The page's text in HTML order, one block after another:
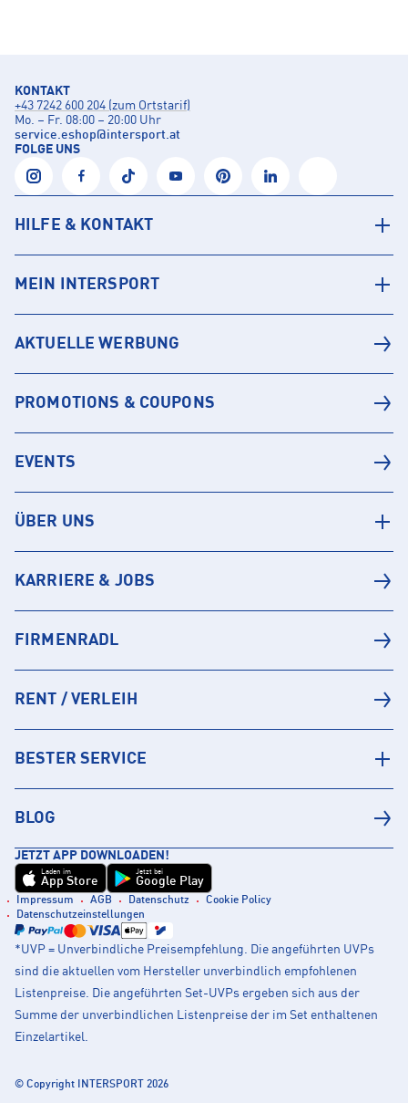
KONTAKT
+43 7242 600 204 (zum Ortstarif)
Mo. – Fr. 08:00 – 20:00 Uhr
service.eshop@intersport.at
FOLGE UNS
HILFE & KONTAKT
MEIN INTERSPORT
AKTUELLE WERBUNG
PROMOTIONS & COUPONS
EVENTS
ÜBER UNS
KARRIERE & JOBS
FIRMENRADL
RENT / VERLEIH
BESTER SERVICE
BLOG
JETZT APP DOWNLOADEN!
Laden im
App Store
Jetzt bei
Google Play
Impressum AGB Datenschutz
Cookie Policy
Datenschutzeinstellungen
*UVP = Unverbindliche Preisempfehlung. Die angeführten UVPs
sind die aktuellen vom Hersteller unverbindlich empfohlenen
Listenpreise. Die angeführten Set-UVPs ergeben sich aus der
Summe der unverbindlichen Listenpreise der im Set enthaltenen
Einzelartikel.
© Copyright INTERSPORT 2026